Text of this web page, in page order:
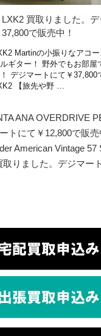
LXK2 買取りました。デ
で販売中！
Martinの小振りなアコー
ギター！ 野外でもお部屋
デジマートにて￥37,800
【旅先や野 …
ANA OVERDRIVE
トにて￥12,800で販売
American Vintage 57
取りました。デジマー